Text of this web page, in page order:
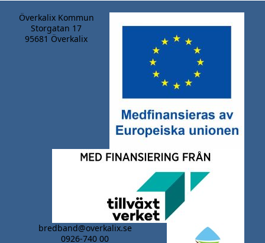
Överkalix Kommun
Storgatan 17
95681 Överkalix
bredband@overkalix.se
0926-740 00